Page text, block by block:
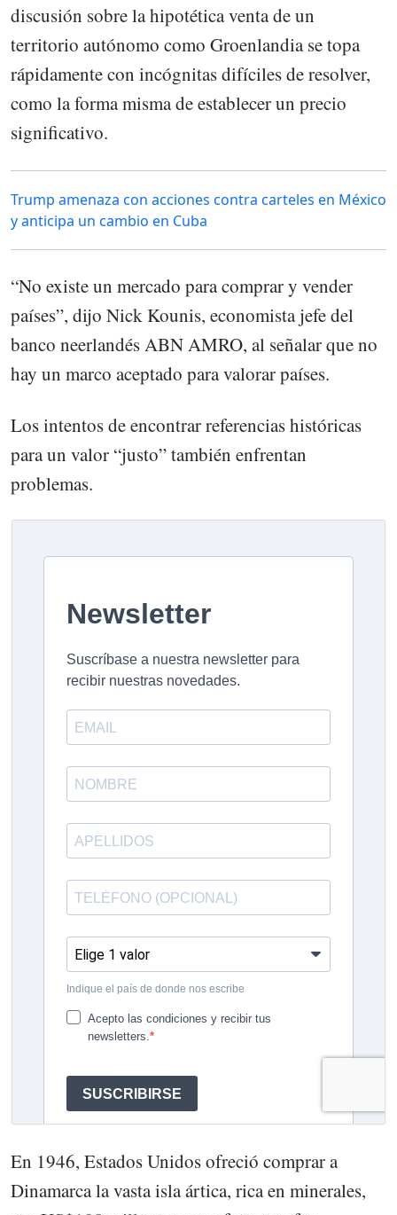
discusión sobre la hipotética venta de un
territorio autónomo como Groenlandia se topa
rápidamente con incógnitas difíciles de resolver,
como la forma misma de establecer un precio
significativo.
Trump amenaza con acciones contra carteles en México
y anticipa un cambio en Cuba
“No existe un mercado para comprar y vender
países”, dijo Nick Kounis, economista jefe del
banco neerlandés ABN AMRO, al señalar que no
hay un marco aceptado para valorar países.
Los intentos de encontrar referencias históricas
para un valor “justo” también enfrentan
problemas.
En 1946, Estados Unidos ofreció comprar a
Dinamarca la vasta isla ártica, rica en minerales,